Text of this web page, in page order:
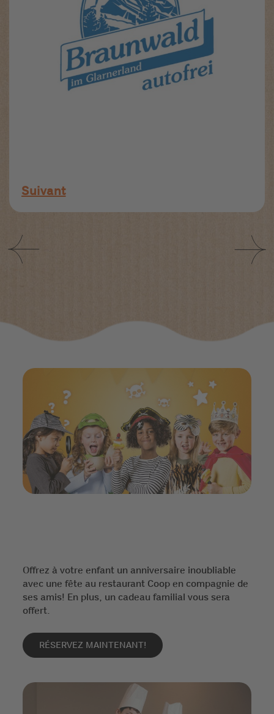
Suivant
Offrez à votre enfant un anniversaire inoubliable
avec une fête au restaurant Coop en compagnie de
ses amis! En plus, un cadeau familial vous sera
offert.
RÉSERVEZ MAINTENANT!